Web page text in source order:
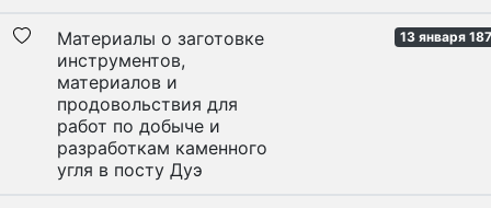
Материалы о заготовке
инструментов,
материалов и
продовольствия для
работ по добыче и
разработкам каменного
угля в посту Дуэ
13 января